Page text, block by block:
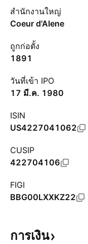
สำนักงานใหญ่
Coeur d'Alene
ถูกก่อตั้ง
1891
วันที่เข้า IPO
17 มี.ค. 1980
ISIN
US4227041062
CUSIP
422704106
FIGI
BBG00LXXKZ22
การเงิน